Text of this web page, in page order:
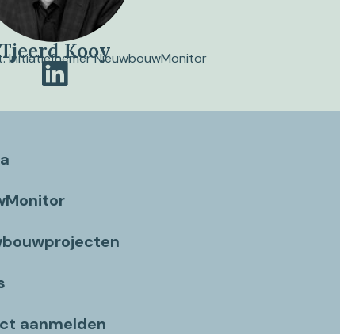
Kooy
Initiatiefnemer NieuwbouwMonitor
aanmelden